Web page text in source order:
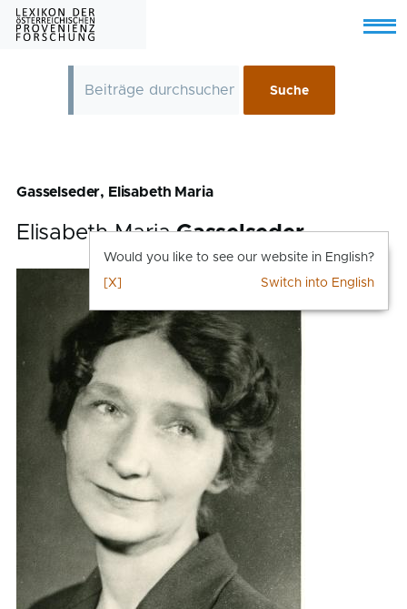
Skip to main content
Menu
Gasselseder, Elisabeth Maria
Elisabeth MariaGasselseder
Would you like to see our website in English?
Switch into English
[X]